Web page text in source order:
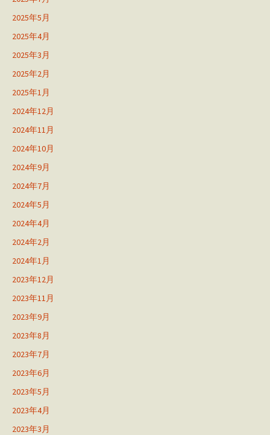
2025年5月
2025年4月
2025年3月
2025年2月
2025年1月
2024年12月
2024年11月
2024年10月
2024年9月
2024年7月
2024年5月
2024年4月
2024年2月
2024年1月
2023年12月
2023年11月
2023年9月
2023年8月
2023年7月
2023年6月
2023年5月
2023年4月
2023年3月